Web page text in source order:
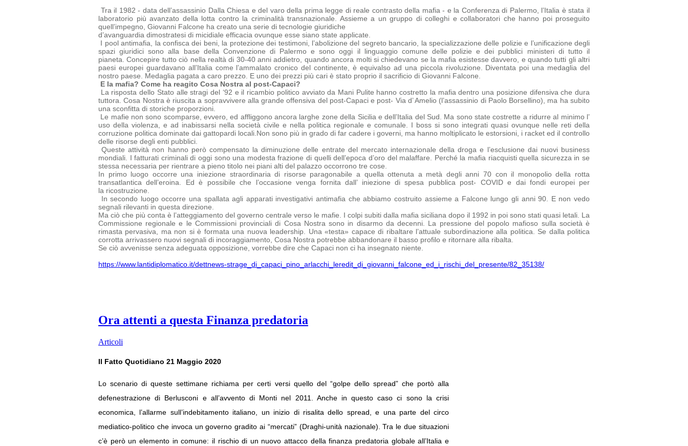
Tra il 1982 - data dell’assassinio Dalla Chiesa e del varo della prima legge di reale contrasto della mafia - e la Conferenza di Palermo, l’Italia è stata il
laboratorio più avanzato della lotta contro la criminalità transnazionale. Assieme a un gruppo di colleghi e collaboratori che hanno poi proseguito
quell’impegno, Giovanni Falcone ha creato una serie di tecnologie giuridiche
d’avanguardia dimostratesi di micidiale efficacia ovunque esse siano state applicate.
I pool antimafia, la confisca dei beni, la protezione dei testimoni, l’abolizione del segreto bancario, la specializzazione delle polizie e l’unificazione degli
spazi giuridici sono alla base della Convenzione di Palermo e sono oggi il linguaggio comune delle polizie e dei pubblici ministeri di tutto il
pianeta.Concepire tutto ciò nella realtà di 30-40 anni addietro, quando ancora molti si chiedevano se la mafia esistesse davvero, e quando tutti gli altri
paesi europei guardavano all’Italia come l’ammalato cronico del continente, è equivalso ad una piccola rivoluzione. Diventata poi una medaglia del
nostro paese. Medaglia pagata a caro prezzo. E uno dei prezzi più cari è stato proprio il sacrificio di Giovanni Falcone.
E la mafia? Come ha reagito Cosa Nostra al post-Capaci?
La risposta dello Stato alle stragi del ‘92 e il ricambio politico avviato da Mani Pulite hanno costretto la mafia dentro una posizione difensiva che dura
tuttora. Cosa Nostra è riuscita a sopravvivere alla grande offensiva del post-Capaci e post- Via d’ Amelio (l’assassinio di Paolo Borsellino), ma ha subito
una sconfitta di storiche proporzioni.
Le mafie non sono scomparse, evvero, ed affliggono ancora larghe zone della Sicilia e dell’Italia del Sud. Ma sono state costrette a ridurre al minimo l’
uso della violenza, e ad inabissarsi nella società civile e nella politica regionale e comunale. I boss si sono integrati quasi ovunque nelle reti della
corruzione politica dominate dai gattopardi locali.Non sono più in grado di far cadere i governi, ma hanno moltiplicato le estorsioni, i racket ed il controllo
delle risorse degli enti pubblici.
Queste attività non hanno però compensato la diminuzione delle entrate del mercato internazionale della droga e l’esclusione dai nuovi business
mondiali. I fatturati criminali di oggi sono una modesta frazione di quelli dell’epoca d’oro del malaffare. Perché la mafia riacquisti quella sicurezza in se
stessa necessaria per rientrare a pieno titolo nei piani alti del palazzo occorrono tre cose.
In primo luogo occorre una iniezione straordinaria di risorse paragonabile a quella ottenuta a metà degli anni 70 con il monopolio della rotta
transatlantica dell’eroina. Ed è possibile che l’occasione venga fornita dall’ iniezione di spesa pubblica post- COVID e dai fondi europei per
la ricostruzione.
In secondo luogo occorre una spallata agli apparati investigativi antimafia che abbiamo costruito assieme a Falcone lungo gli anni 90. E non vedo
segnali rilevanti in questa direzione.
Ma ciò che più conta è l’atteggiamento del governo centrale verso le mafie. I colpi subiti dalla mafia siciliana dopo il 1992 in poi sono stati quasi letali. La
Commissione regionale e le Commissioni provinciali di Cosa Nostra sono in disarmo da decenni. La pressione del popolo mafioso sulla società è
rimasta pervasiva, ma non si è formata una nuova leadership. Una «testa» capace di ribaltare l’attuale subordinazione alla politica. Se dalla politica
corrotta arrivassero nuovi segnali di incoraggiamento, Cosa Nostra potrebbe abbandonare il basso profilo e ritornare alla ribalta.
Se ciò avvenisse senza adeguata opposizione, vorrebbe dire che Capaci non ci ha insegnato niente.
https://www.lantidiplomatico.it/dettnews-strage_di_capaci_pino_arlacchi_leredit_di_giovanni_falcone_ed_i_rischi_del_presente/82_35138/
Ora attenti a questa Finanza predatoria
Articoli
Il Fatto Quotidiano 21 Maggio 2020
Lo scenario di queste settimane richiama per certi versi quello del “golpe dello spread” che portò alla
defenestrazione di Berlusconi e all’avvento di Monti nel 2011. Anche in questo caso ci sono la crisi
economica, l’allarme sull’indebitamento italiano, un inizio di risalita dello spread, e una parte del circo
mediatico-politico che invoca un governo gradito ai “mercati” (Draghi-unità nazionale). Tra le due situazioni
c’è però un elemento in comune: il rischio di un nuovo attacco della finanza predatoria globale all’Italia e